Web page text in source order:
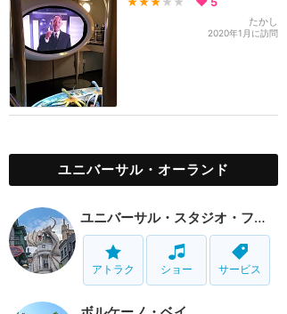
たかし
2020年1月に訪問
ユニバーサル・オーランド
ユニバーサル・スタジオ・フロリダ
アトラク ショー サービス